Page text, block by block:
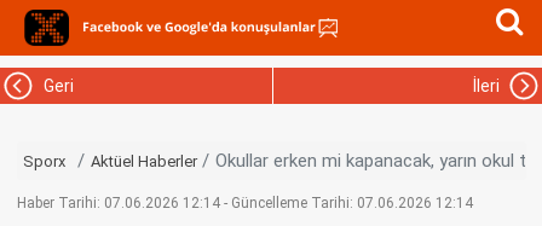
Geri İleri
Sporx Aktüel Haberler Okullar erken mi kapanacak, yarın okul
Haber Tarihi: 07.06.2026 12:14 - Güncelleme Tarihi: 07.06.2026 12:14